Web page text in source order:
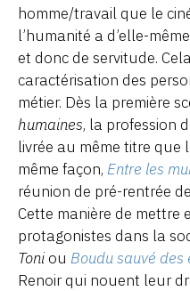
homme/travail que le
l’humanité a d’elle-
et donc de servitude.
caractérisation des
métier. Dès la première
humaines, la profession
livrée au même titre que
même façon, Entre les
réunion de pré-rentrée
Cette manière de mettre
protagonistes dans la
Toniou Boudu sauvé des
Renoir qui nouent leur